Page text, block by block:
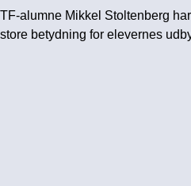
TF-alumne Mikkel Stoltenberg
store betydning for elevernes